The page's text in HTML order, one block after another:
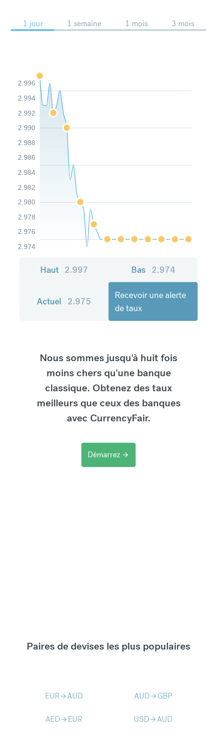
1 jour 1 semaine 1 mois 3 mois
2.974
2.976
2.978
2.980
2.982
2.984
2.986
2.988
2.990
2.992
2.994
2.996
Haut 2.997 Bas 2.974
Actuel 2.975
Recevoir une alerte
de taux
Nous sommes jusqu'à huit fois
moins chers qu'une banque
classique. Obtenez des taux
meilleurs que ceux des banques
avec CurrencyFair.
Démarrez arrow_forward
Paires de devises les plus populaires
EURarrow_forwardAUD AUDarrow_forward GBP
AEDarrow_forward EUR USDarrow_forwardAUD